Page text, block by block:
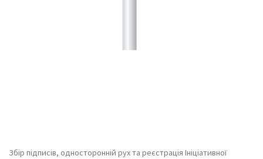
Збір підписів, односторонній рух та реєстрація Ініціативної